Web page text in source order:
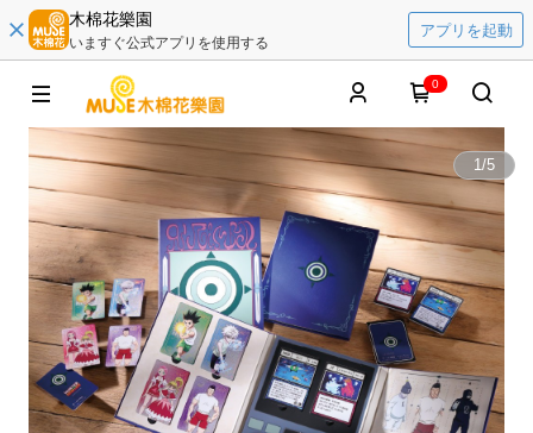
木棉花樂園
いますぐ公式アプリを使用する
アプリを起動
0
1/5